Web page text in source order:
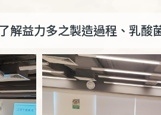
解益力多之製造過程、乳酸